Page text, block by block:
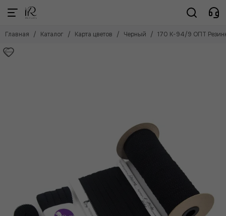
Карта цветов
Черный
Коричневый
Слива
Главная Каталог Карта цветов Черный 170 K-94/9 ОПТ